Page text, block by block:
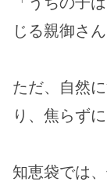
じる親御さ
ただ、自然
り、焦らず
知恵袋では